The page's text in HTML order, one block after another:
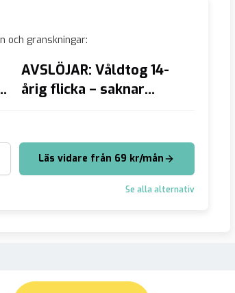
och granskningar:
AVSLÖJAR: Våldtog 14-
årig flicka – saknar
Läs vidare från 69 kr/mån
Se alla alternativ